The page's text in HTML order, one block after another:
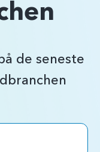
de seneste